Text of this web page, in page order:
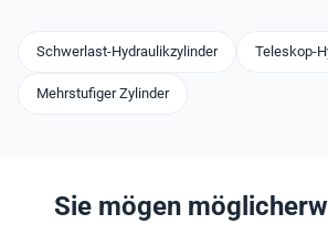
Schwerlast-Hydraulikzylinder Teleskop-
Mehrstufiger Zylinder
Sie mögen